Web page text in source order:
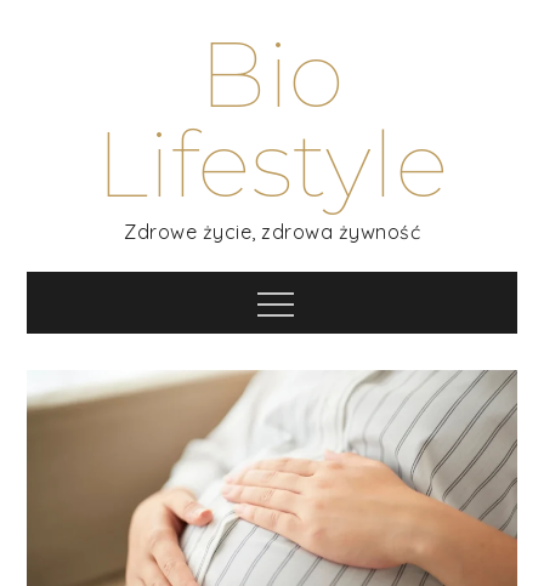
Bio
Lifestyle
Zdrowe życie, zdrowa żywność
Menu